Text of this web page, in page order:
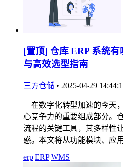
[置顶] 仓库 ERP 系统
与高效选型指南
三方仓储 • 2025-04-29
在数字化转型加速的今天
心竞争力的重要组成部分。
流程的关键工具，其多样性
惑。本文将从功能模块、应
erp ERP WMS